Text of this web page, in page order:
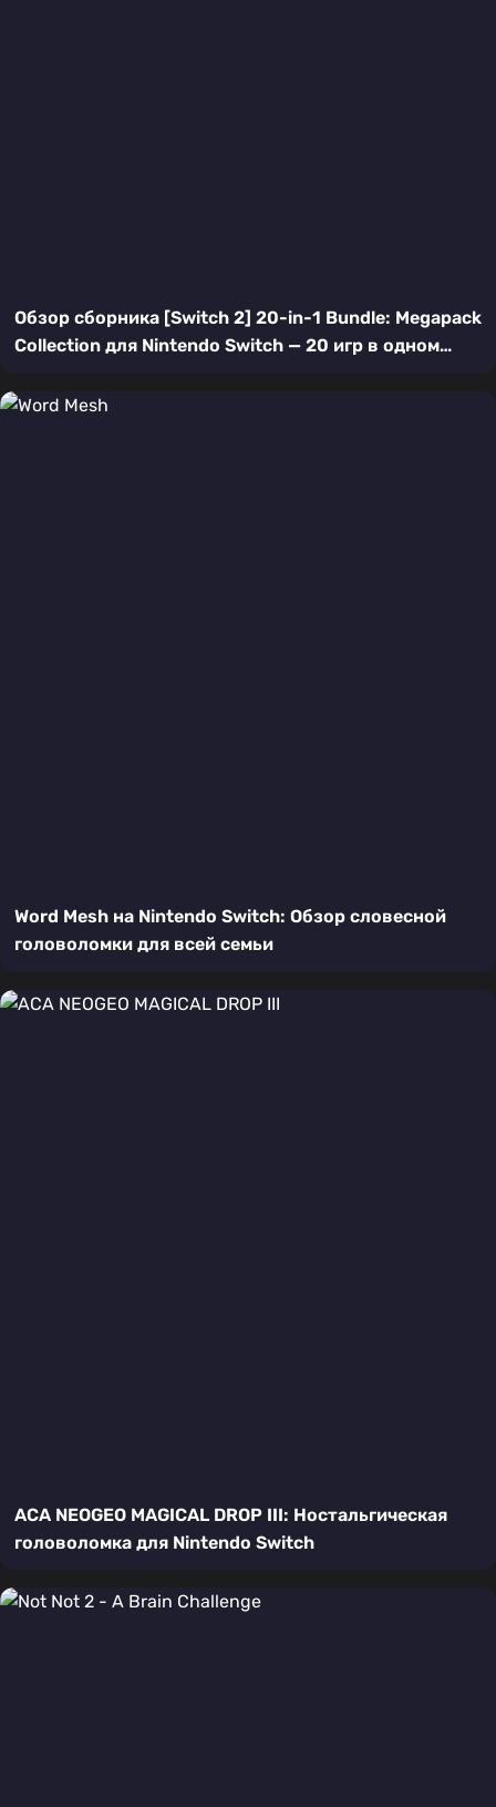
Обзор сборника [Switch 2] 20-in-1 Bundle: Megapack
Collection для Nintendo Switch — 20 игр в одном
Word Mesh на Nintendo Switch: Обзор словесной
головоломки для всей семьи
ACA NEOGEO MAGICAL DROP III: Ностальгическая
головоломка для Nintendo Switch